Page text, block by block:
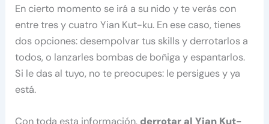
En cierto momento se irá a su nido y te verás con
entre tres y cuatro Yian Kut-ku. En ese caso, tienes
dos opciones: desempolvar tus skills y derrotarlos a
todos, o lanzarles bombas de boñiga y espantarlos.
Si le das al tuyo, no te preocupes: le persigues y ya
está.
Con toda esta información, derrotar al Yian Kut-